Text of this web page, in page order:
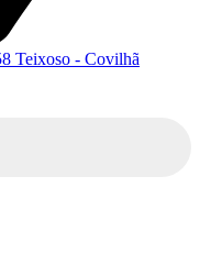
Teixoso - Covilhã